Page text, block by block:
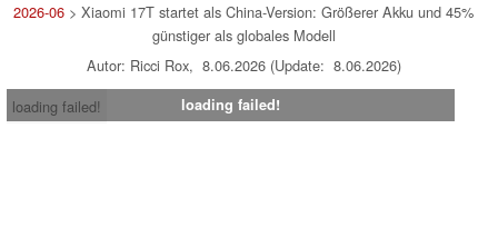
2026-06 > Xiaomi 17T startet als China-Version: Größerer Akku und 45%
günstiger als globales Modell
Autor: Ricci Rox, 8.06.2026 (Update: 8.06.2026)
loading failed!
loading failed!